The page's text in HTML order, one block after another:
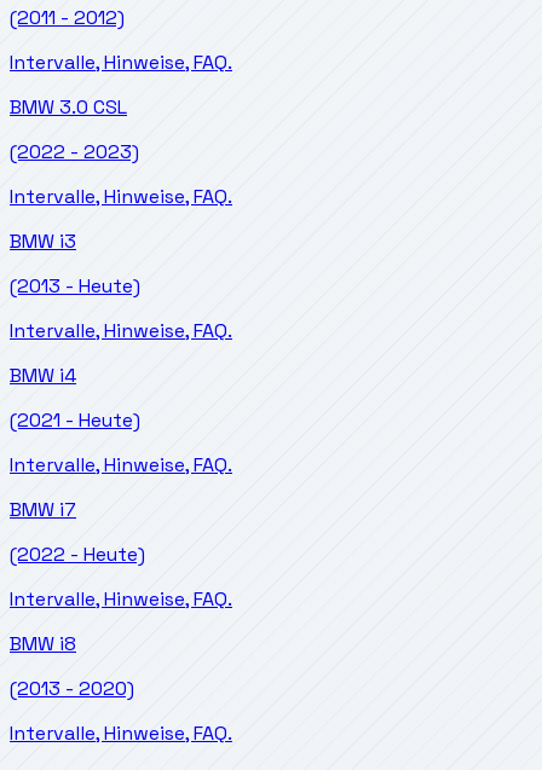
(2011 - 2012)
Intervalle, Hinweise, FAQ.
BMW3.0 CSL
(2022 - 2023)
Intervalle, Hinweise, FAQ.
BMW i3
(2013 - Heute)
Intervalle, Hinweise, FAQ.
BMW i4
(2021 - Heute)
Intervalle, Hinweise, FAQ.
BMW i7
(2022 - Heute)
Intervalle, Hinweise, FAQ.
BMW i8
(2013 - 2020)
Intervalle, Hinweise, FAQ.